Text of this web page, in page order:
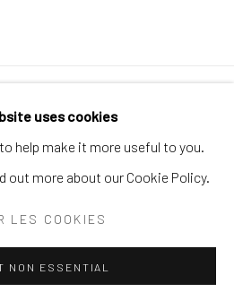
d'accessibilité
uses cookies
help make it more useful to you.
out more about our Cookie Policy.
LES COOKIES
NON ESSENTIAL